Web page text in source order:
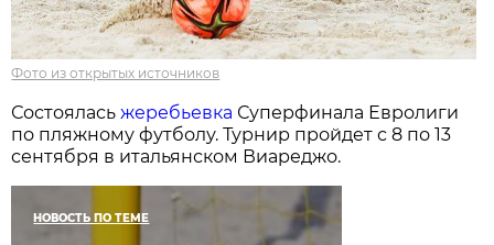
Фото из открытых источников
Состояласьжеребьевка Суперфинала Евролиги
по пляжному футболу. Турнир пройдет с 8 по 13
сентября в итальянском Виареджо.
НОВОСТЬ ПО ТЕМЕ